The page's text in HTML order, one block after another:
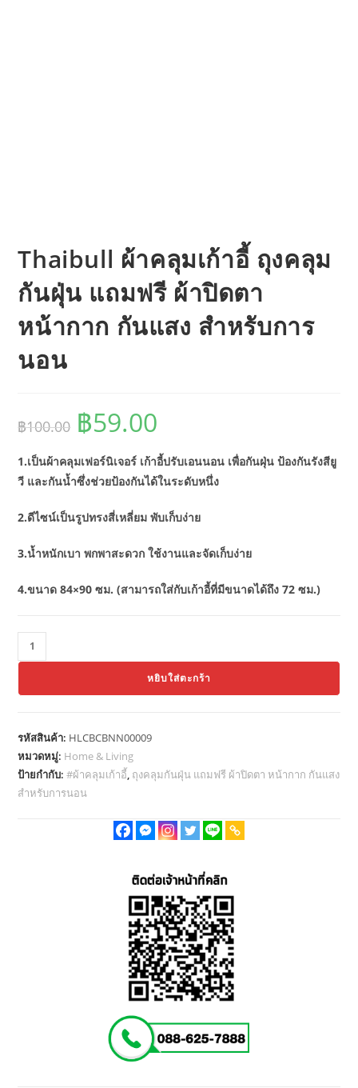
Thaibull ผ้าคลุมเก้าอี้ ถุงคลุม
กันฝุ่น แถมฟรี ผ้าปิดตา
หน้ากาก กันแสง สำหรับการ
นอน
฿100.00
Original
price
was:
฿59.00
1.เป็นผ้าคลุมเฟอร์นิเจอร์ เก้าอี้ปรับเอนนอน เพื่อกันฝุ่น ป้องกันรังสียู
วี และกันน้ำซึ่งช่วยป้องกันได้ในระดับหนึ่ง
2.ดีไซน์เป็นรูปทรงสี่เหลี่ยม พับเก็บง่าย
3.น้ำหนักเบา พกพาสะดวก ใช้งานและจัดเก็บง่าย
4.ขนาด 84×90 ซม. (สามารถใส่กับเก้าอี้ที่มีขนาดได้ถึง 72 ซม.)
จำนวน
Thaibull
ถุง
คลุม
กัน
ฝุ่น
หยิบใส่ตะกร้า
รหัสสินค้า: HLCBCBNN00009
หมวดหมู่: Home & Living
ป้ายกำกับ:#ผ้าคลุมเก้าอี้ ถุงคลุมกันฝุ่น แถมฟรี ผ้าปิดตา หน้ากาก กันแสง
สำหรับการนอน